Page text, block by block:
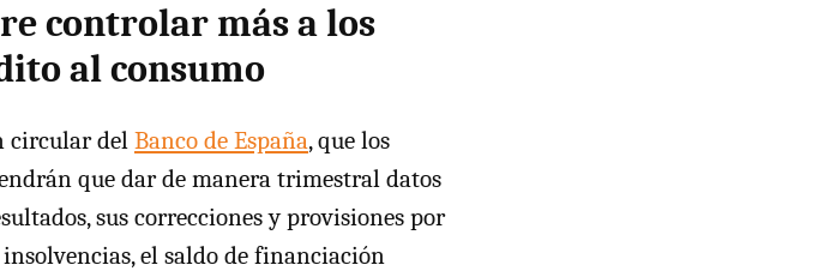
controlar más a los
al consumo
circular del Banco de España, que los
que dar de manera trimestral datos
sus correcciones y provisiones por
el saldo de financiación